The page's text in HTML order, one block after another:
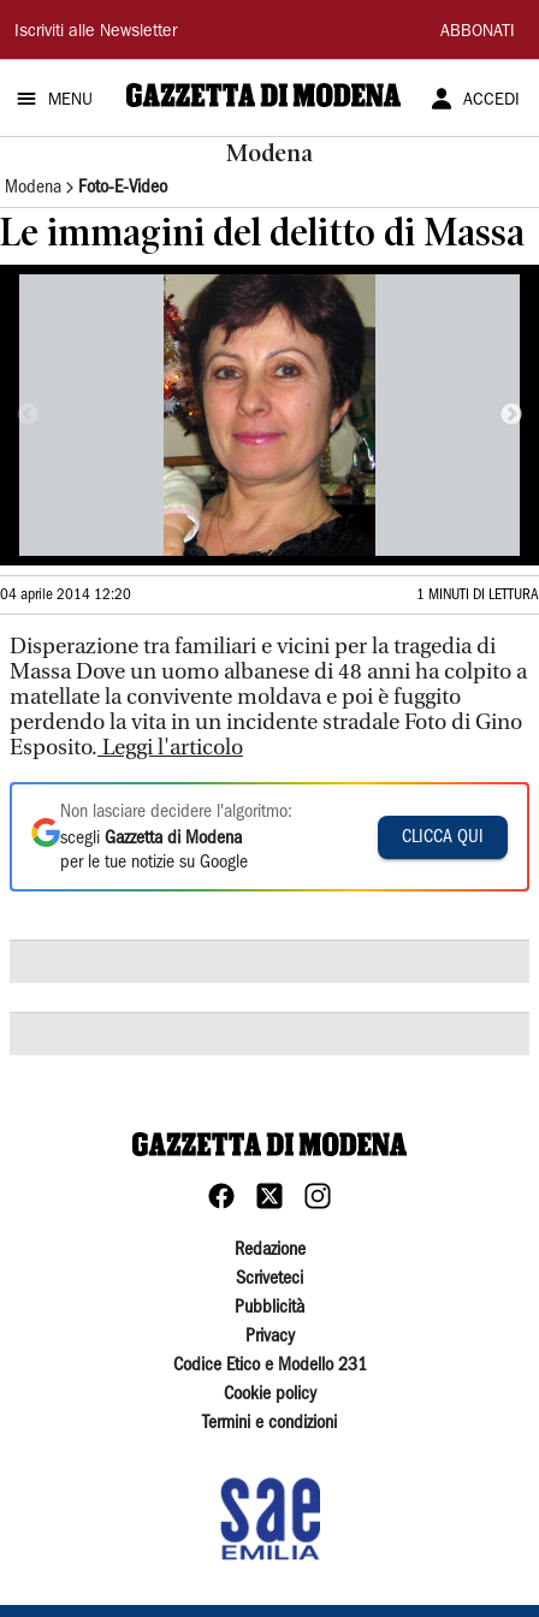
Gazzetta
di
Modena
Iscriviti alle Newsletter ABBONATI
MENU ACCEDI
Modena
Modena Foto-E-Video
Le immagini del delitto di Massa
04 aprile 2014 12:20 1 MINUTI DI LETTURA
Disperazione tra familiari e vicini per la tragedia di
Massa Dove un uomo albanese di 48 anni ha colpito a
matellate la convivente moldava e poi è fuggito
perdendo la vita in un incidente stradale Foto di Gino
Esposito. Leggi l'articolo
Non lasciare decidere l'algoritmo:
scegli Gazzetta di Modena
per le tue notizie su Google
CLICCA QUI
Redazione
Scriveteci
Pubblicità
Privacy
Codice Etico e Modello 231
Cookie policy
Termini e condizioni